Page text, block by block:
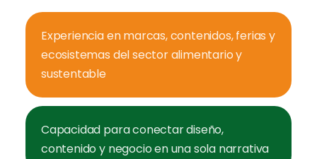
Experiencia en marcas, contenidos, ferias y
ecosistemas del sector alimentario y
sustentable
Capacidad para conectar diseño,
contenido y negocio en una sola narrativa